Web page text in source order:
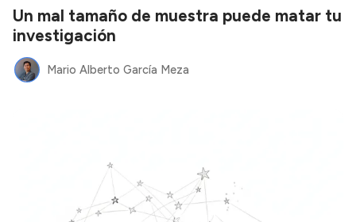
Un mal tamaño de muestra puede matar tu
investigación
Mario Alberto García Meza